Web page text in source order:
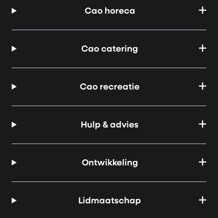
Cao horeca
Cao catering
Cao recreatie
Hulp & advies
Ontwikkeling
Lidmaatschap